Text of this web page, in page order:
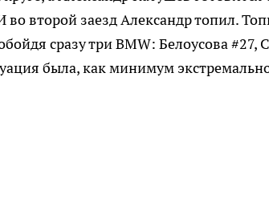
во второй заезд Александр топил.
сразу три BMW: Белоусова #27,
была, как минимум